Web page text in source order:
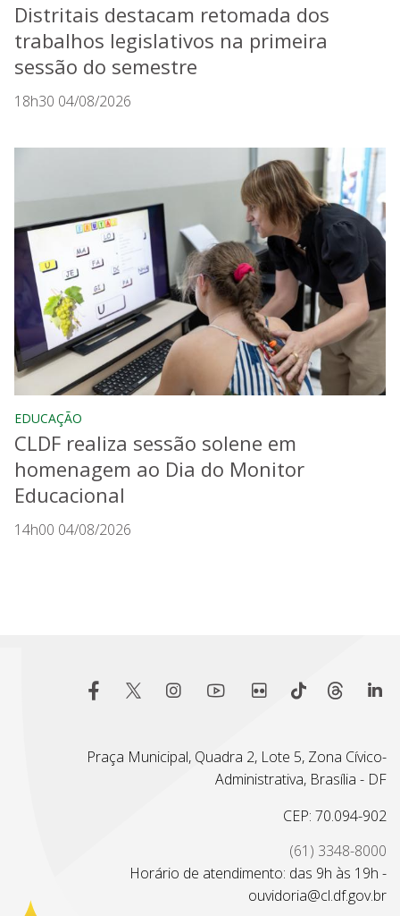
Distritais destacam retomada dos
trabalhos legislativos na primeira
sessão do semestre
18h30 04/08/2026
EDUCAÇÃO
CLDF realiza sessão solene em
homenagem ao Dia do Monitor
Educacional
14h00 04/08/2026
Praça Municipal, Quadra 2, Lote 5, Zona Cívico-
Administrativa, Brasília - DF
CEP: 70.094-902
(61) 3348-8000
Horário de atendimento: das 9h às 19h -
ouvidoria@cl.df.gov.br